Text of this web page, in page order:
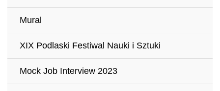
Mural
XIX Podlaski Festiwal Nauki i Sztuki
Mock Job Interview 2023